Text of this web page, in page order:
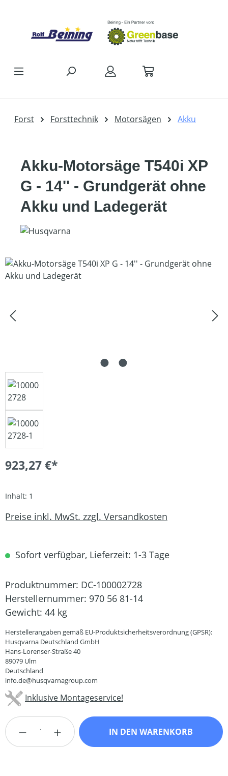
Forst Forsttechnik Motorsägen Akku
Akku-Motorsäge T540i XP
G - 14'' - Grundgerät ohne
Akku und Ladegerät
Bildergalerie überspringen
923,27 €*
Inhalt: 1
Preise inkl. MwSt. zzgl. Versandkosten
Sofort verfügbar, Lieferzeit: 1-3 Tage
Produktnummer: DC-100002728
Herstellernummer: 970 56 81-14
Gewicht: 44 kg
Herstellerangaben gemäß EU-Produktsicherheitsverordnung (GPSR):
Husqvarna Deutschland GmbH
Hans-Lorenser-Straße 40
89079 Ulm
Deutschland
info.de@husqvarnagroup.com
Inklusive Montageservice!
Produkt Anzahl: Gib den gewünschten
IN DEN WARENKORB